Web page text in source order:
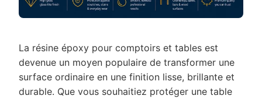
La résine époxy pour comptoirs et tables est
devenue un moyen populaire de transformer une
surface ordinaire en une finition lisse, brillante et
durable. Que vous souhaitiez protéger une table